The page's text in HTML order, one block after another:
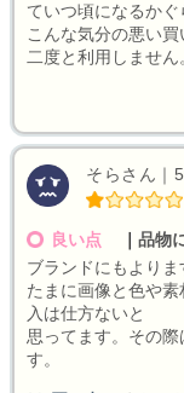
ていつ頃になるかぐ
こんな気分の悪い買
二度と利用しません
そらさん｜
良い点
品物
ブランドにもよりま
たまに画像と色や
入は仕方ないと
思ってます。その
す。